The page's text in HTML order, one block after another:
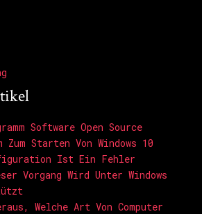
Software Open Source
Zum Starten Von Windows 10
Ist Ein Fehler
Vorgang Wird Unter Windows
Welche Art Von Computer